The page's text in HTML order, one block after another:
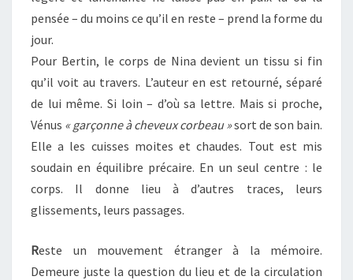
pensée – du moins ce qu’il en reste – prend la forme du
jour.
Pour Bertin, le corps de Nina devient un tissu si fin
qu’il voit au travers. L’auteur en est retourné, séparé
de lui même. Si loin – d’où sa lettre. Mais si proche,
Vénus « garçonne à cheveux corbeau »sort de son bain.
Elle a les cuisses moites et chaudes. Tout est mis
soudain en équilibre précaire. En un seul centre : le
corps. Il donne lieu à d’autres traces, leurs
glissements, leurs passages.
Reste un mouvement étranger à la mémoire.
Demeure juste la question du lieu et de la circulation